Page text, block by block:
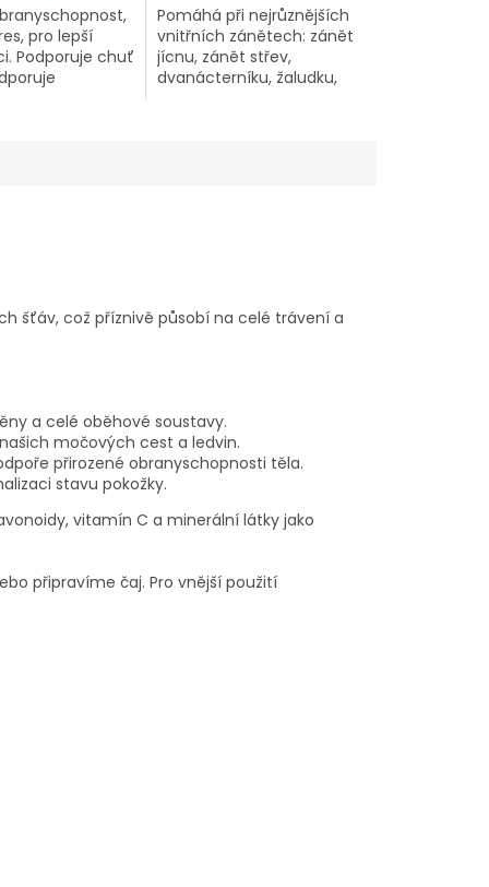
pro lepší
Podporuje chuť
Pomáhá při nejrůznějších
vnitřních zánětech: zánět
jícnu, zánět střev,
dvanácterníku, žaludku,
šťáv, což příznivě působí na celé trávení a
a celé oběhové soustavy.
močových cest a ledvin.
přirozené obranyschopnosti těla.
stavu pokožky.
vitamín C a minerální látky jako
připravíme čaj. Pro vnější použití